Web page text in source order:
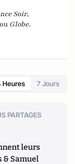
Soir,
Globe.
Heures 7 Jours
PARTAGES
leurs
& Samuel